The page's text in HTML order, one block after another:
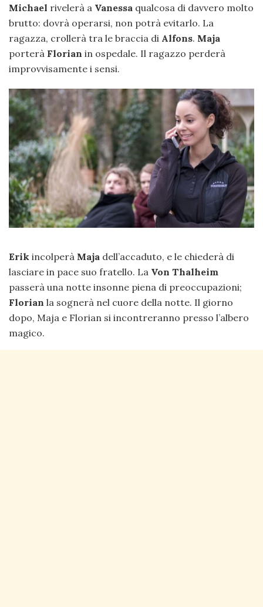
Michael rivelerà a Vanessa qualcosa di davvero molto
brutto: dovrà operarsi, non potrà evitarlo. La
ragazza, crollerà tra le braccia di Alfons. Maja
porterà Florian in ospedale. Il ragazzo perderà
improvvisamente i sensi.
Erik incolperà Maja dell’accaduto, e le chiederà di
lasciare in pace suo fratello. La Von Thalheim
passerà una notte insonne piena di preoccupazioni;
Florian la sognerà nel cuore della notte. Il giorno
dopo, Maja e Florian si incontreranno presso l’albero
magico.